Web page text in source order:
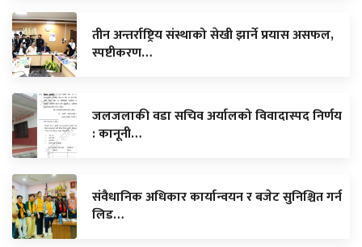
तीन अन्तर्राष्ट्रिय संस्थाको सेखी झार्ने प्रयास असफल,
स्पष्टीकरण…
जलजलाकी वडा सचिव अर्यालको विवादास्पद निर्णय
: कानूनी…
संवैधानिक अधिकार कार्यान्वयन र बजेट सुनिश्चित गर्न
लिड…